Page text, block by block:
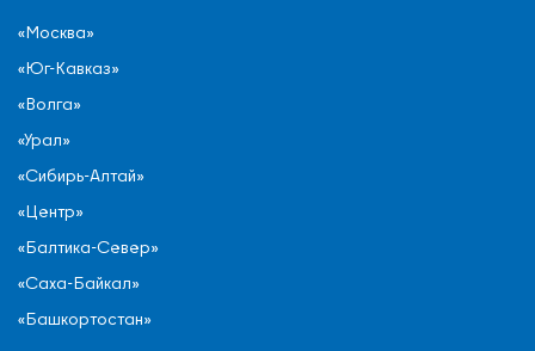
«Москва»
«Юг-Кавказ»
«Волга»
«Урал»
«Сибирь-Алтай»
«Центр»
«Балтика-Север»
«Саха-Байкал»
«Башкортостан»